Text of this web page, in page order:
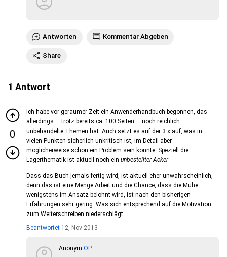
Antworten Kommentar Abgeben
Share
1 Antwort
0
Ich habe vor geraumer Zeit ein Anwenderhandbuch begonnen, das
allerdings — trotz bereits ca. 100 Seiten — noch reichlich
unbehandelte Themen hat. Auch setzt es auf der 3.x auf, was in
vielen Punkten sicherlich unkritisch ist, im Detail aber
möglicherweise schon ein Problem sein könnte. Speziell die
Lagerthematik ist aktuell noch ein unbestellter Acker.
Dass das Buch jemals fertig wird, ist aktuell eher unwahrscheinlich,
denn das ist eine Menge Arbeit und die Chance, dass die Mühe
wenigstens im Ansatz belohnt wird, ist nach den bisherigen
Erfahrungen sehr gering. Was sich entsprechend auf die Motivation
zum Weiterschreiben niederschlägt.
Beantwortet 12, Nov 2013
Anonym OP